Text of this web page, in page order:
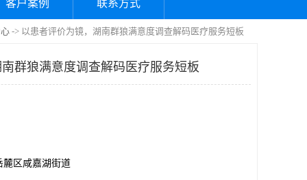
客户案例 联系方式
-> 以患者评价为镜，湖南群狼满意度调查解码医疗服务短板
群狼满意度调查解码医疗服务短板
麓区咸嘉湖街道